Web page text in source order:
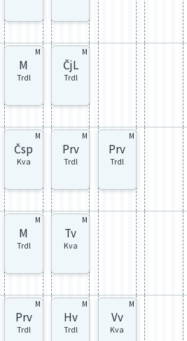
M
M
Trdl
M
ČjL
Trdl
M
Čsp
Kva
M
Prv
Trdl
M
Prv
Trdl
M
M
Trdl
M
Tv
Kva
M
Prv
Trdl
M
Hv
Trdl
M
Vv
Kva